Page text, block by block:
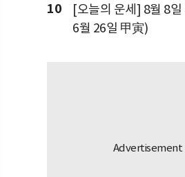
10
[오늘의 운세] 8월 8일
6월 26일 甲寅)